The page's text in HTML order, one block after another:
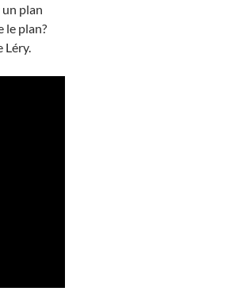
plan
le plan?
Léry.